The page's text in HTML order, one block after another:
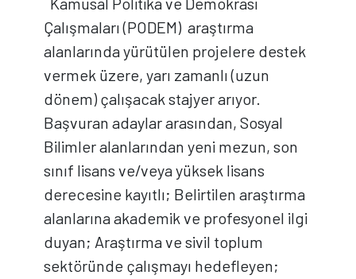
Çalışmaları (PODEM) araştırma
alanlarında yürütülen projelere destek
vermek üzere, yarı zamanlı (uzun
dönem) çalışacak stajyer arıyor.
Başvuran adaylar arasından, Sosyal
Bilimler alanlarından yeni mezun, son
sınıf lisans ve/veya yüksek lisans
derecesine kayıtlı; Belirtilen araştırma
alanlarına akademik ve profesyonel ilgi
duyan; Araştırma ve sivil toplum
sektöründe çalışmayı hedefleyen;